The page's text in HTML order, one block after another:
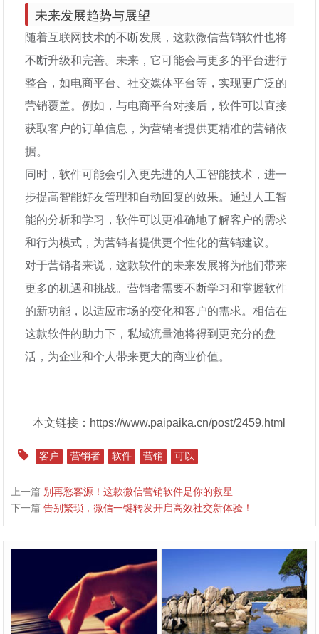
未来发展趋势与展望
随着互联网技术的不断发展，这款微信营销软件也将
不断升级和完善。未来，它可能会与更多的平台进行
整合，如电商平台、社交媒体平台等，实现更广泛的
营销覆盖。例如，与电商平台对接后，软件可以直接
获取客户的订单信息，为营销者提供更精准的营销依
据。
同时，软件可能会引入更先进的人工智能技术，进一
步提高智能好友管理和自动回复的效果。通过人工智
能的分析和学习，软件可以更准确地了解客户的需求
和行为模式，为营销者提供更个性化的营销建议。
对于营销者来说，这款软件的未来发展将为他们带来
更多的机遇和挑战。营销者需要不断学习和掌握软件
的新功能，以适应市场的变化和客户的需求。相信在
这款软件的助力下，私域流量池将得到更充分的盘
活，为企业和个人带来更大的商业价值。
本文链接：https://www.paipaika.cn/post/2459.html
客户 营销者 软件 营销 可以
上一篇别再愁客源！这款微信营销软件是你的救星
下一篇告别繁琐，微信一键转发开启高效社交新体验！